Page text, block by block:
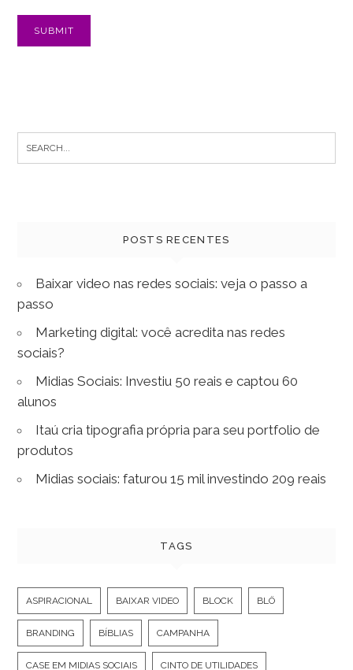
Search
for:
POSTS RECENTES
Baixar video nas redes sociais: veja o passo a
passo
Marketing digital: você acredita nas redes
sociais?
Midias Sociais: Investiu 50 reais e captou 60
alunos
Itaú cria tipografia própria para seu portfolio de
produtos
Midias sociais: faturou 15 mil investindo 209 reais
TAGS
ASPIRACIONAL BAIXAR VIDEO BLOCK BLÖ
BRANDING BÍBLIAS CAMPANHA
CASE EM MIDIAS SOCIAIS CINTO DE UTILIDADES